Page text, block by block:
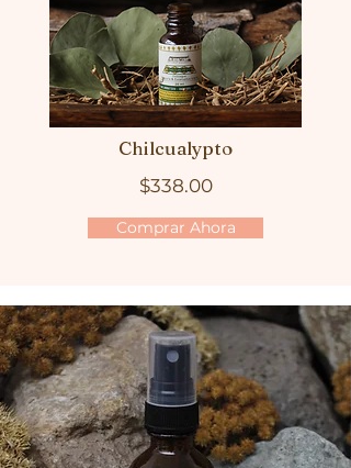
Chilcualypto
$338.00
Comprar Ahora